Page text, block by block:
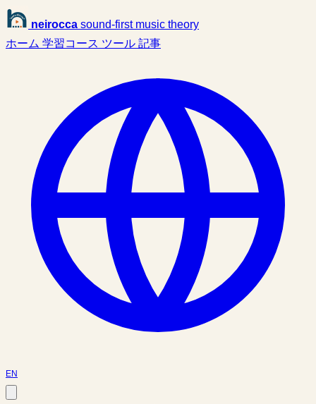
neirocca sound-first music theory
ホーム 学習コース ツール 記事
EN